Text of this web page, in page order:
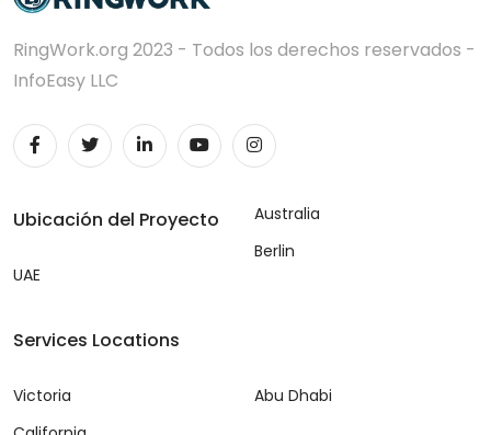
RingWork.org 2023 - Todos los derechos reservados -
InfoEasy LLC
Ubicación del Proyecto
UAE
Australia
Berlin
Services Locations
Victoria
Abu Dhabi